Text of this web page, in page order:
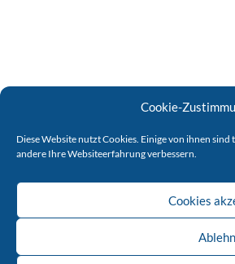
Cookie-
Diese Website nutzt Cookies. Einige von ihnen
andere Ihre Websiteerfahrung verbessern.
Cookies